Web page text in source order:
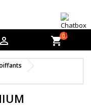
 shopping_cart0